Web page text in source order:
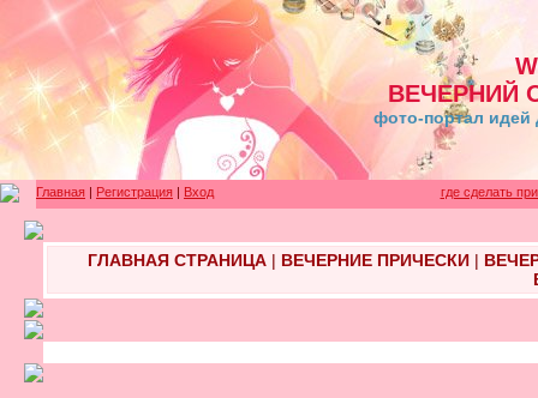
ВЕЧЕРНИЙ
фото-портал идей
Главная | Регистрация | Вход где сделать
ГЛАВНАЯ СТРАНИЦА| ВЕЧЕРНИЕ ПРИЧЕСКИ|